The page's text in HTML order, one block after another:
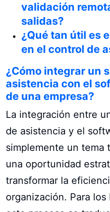
validación
salidas?
¿Qué tan útil es
en el control de
¿Cómo integrar un
asistencia con el
de una empresa?
La integración entre
de asistencia y el
simplemente un tema
una oportunidad
transformar la
organización. Para